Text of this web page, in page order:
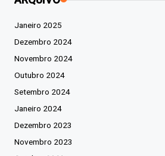
Janeiro 2025
Dezembro 2024
Novembro 2024
Outubro 2024
Setembro 2024
Janeiro 2024
Dezembro 2023
Novembro 2023